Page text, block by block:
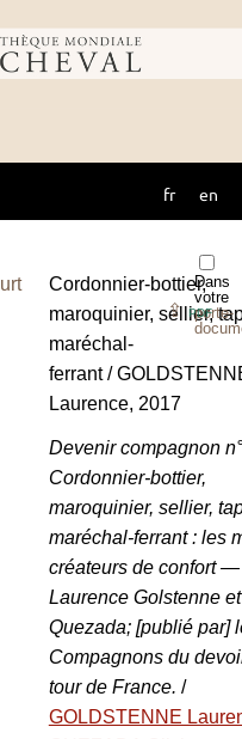
du
fr en
Dans
votre
porte-
⇪PDF
Cordonnier-bottier,
maroquinier, sellier,
maréchal-
ferrant /
Laurence, 2017
Devenir compagnon
Cordonnier-bottier,
maroquinier, sellier,
maréchal-ferrant : les
créateurs de confort —
Laurence Golstenne
Quezada; [publié par]
Compagnons du
tour de France. /
GOLDSTENNE